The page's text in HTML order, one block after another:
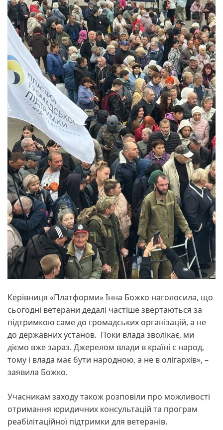
Керівниця «Платформи» Інна Божко наголосила, що
сьогодні ветерани дедалі частіше звертаються за
підтримкою саме до громадських організацій, а не
до державних установ. Поки влада зволікає, ми
діємо вже зараз. Джерелом влади в країні є народ,
тому і влада має бути народною, а не в олігархів», –
заявила Божко.
Учасникам заходу також розповіли про можливості
отримання юридичних консультацій та програм
реабілітаційної підтримки для ветеранів.